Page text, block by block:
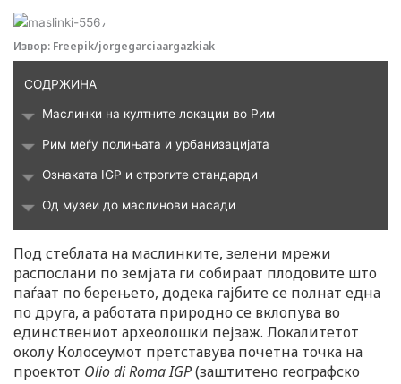
m
i
k
t
o
k
-
i
Извор: Freepik/jorgegarciaargazkiak
СОДРЖИНА
Маслинки на култните локации во Рим
Рим меѓу полињата и урбанизацијата
Ознаката IGP и строгите стандарди
Од музеи до маслинови насади
Под стеблата на маслинките, зелени мрежи
распослани по земјата ги собираат плодовите што
паѓаат по берењето, додека гајбите се полнат една
по друга, а работата природно се вклопува во
единствениот археолошки пејзаж. Локалитетот
околу Колосеумот претставува почетна точка на
проектот Olio di Roma IGP(заштитено географско